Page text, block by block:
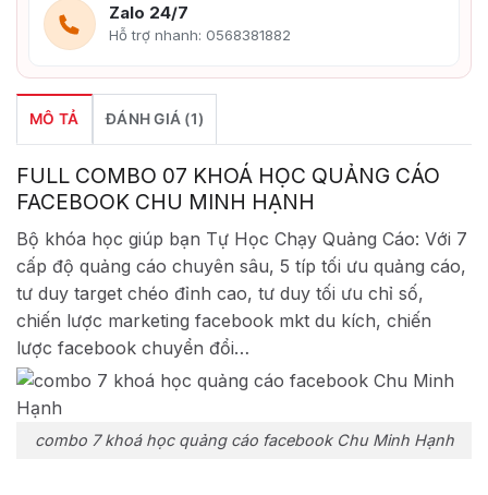
Zalo 24/7
Hỗ trợ nhanh: 0568381882
MÔ TẢ ĐÁNH GIÁ (1)
FULL COMBO 07 KHOÁ HỌC QUẢNG CÁO
FACEBOOK CHU MINH HẠNH
Bộ khóa học giúp bạn Tự Học Chạy Quảng Cáo: Với 7
cấp độ quảng cáo chuyên sâu, 5 típ tối ưu quảng cáo,
tư duy target chéo đỉnh cao, tư duy tối ưu chỉ số,
chiến lược marketing facebook mkt du kích, chiến
lược facebook chuyển đổi…
combo 7 khoá học quảng cáo facebook Chu Minh Hạnh